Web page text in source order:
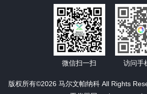
版权所有©2026 马尔文帕纳科 All Rights
微信扫一扫 访问手